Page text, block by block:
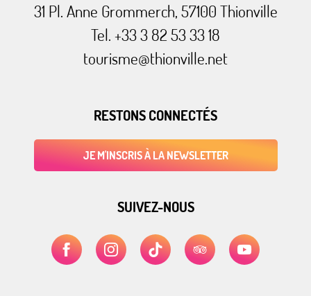
31 Pl. Anne Grommerch, 57100 Thionville
Tel. +33 3 82 53 33 18
tourisme@thionville.net
RESTONS CONNECTÉS
JE M'INSCRIS À LA NEWSLETTER
SUIVEZ-NOUS